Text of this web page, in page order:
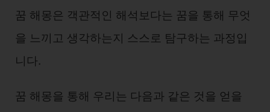
꿈 해몽은 객관적인 해석보다는 꿈을 통해 무엇
을 느끼고 생각하는지 스스로 탐구하는 과정입
니다.
꿈 해몽을 통해 우리는 다음과 같은 것을 얻을